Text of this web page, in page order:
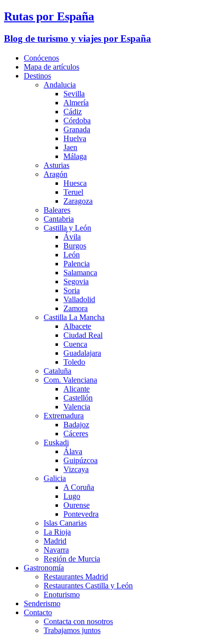
Rutas por España
Blog de turismo y viajes por España
Conócenos
Mapa de artículos
Destinos
Andalucia
Sevilla
Almería
Cádiz
Córdoba
Granada
Huelva
Jaen
Málaga
Asturias
Aragón
Huesca
Teruel
Zaragoza
Baleares
Cantabria
Castilla y León
Ávila
Burgos
León
Palencia
Salamanca
Segovia
Soria
Valladolid
Zamora
Castilla La Mancha
Albacete
Ciudad Real
Cuenca
Guadalajara
Toledo
Cataluña
Com. Valenciana
Alicante
Castellón
Valencia
Extremadura
Badajoz
Cáceres
Euskadi
Álava
Guipúzcoa
Vizcaya
Galicia
A Coruña
Lugo
Ourense
Pontevedra
Islas Canarias
La Rioja
Madrid
Navarra
Región de Murcia
Gastronomía
Restaurantes Madrid
Restaurantes Castilla y León
Enoturismo
Senderismo
Contacto
Contacta con nosotros
Trabajamos juntos